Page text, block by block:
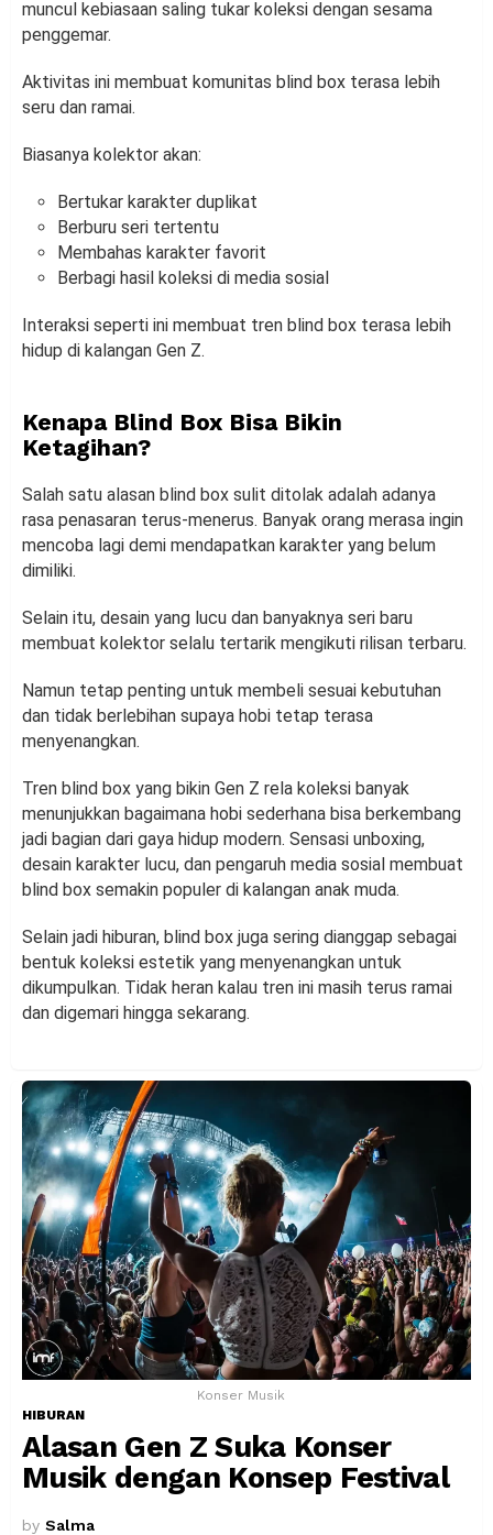
muncul kebiasaan saling tukar koleksi dengan sesama
penggemar.
Aktivitas ini membuat komunitas blind box terasa lebih
seru dan ramai.
Biasanya kolektor akan:
Bertukar karakter duplikat
Berburu seri tertentu
Membahas karakter favorit
Berbagi hasil koleksi di media sosial
Interaksi seperti ini membuat tren blind box terasa lebih
hidup di kalangan Gen Z.
Kenapa Blind Box Bisa Bikin
Ketagihan?
Salah satu alasan blind box sulit ditolak adalah adanya
rasa penasaran terus-menerus. Banyak orang merasa ingin
mencoba lagi demi mendapatkan karakter yang belum
dimiliki.
Selain itu, desain yang lucu dan banyaknya seri baru
membuat kolektor selalu tertarik mengikuti rilisan terbaru.
Namun tetap penting untuk membeli sesuai kebutuhan
dan tidak berlebihan supaya hobi tetap terasa
menyenangkan.
Tren blind box yang bikin Gen Z rela koleksi banyak
menunjukkan bagaimana hobi sederhana bisa berkembang
jadi bagian dari gaya hidup modern. Sensasi unboxing,
desain karakter lucu, dan pengaruh media sosial membuat
blind box semakin populer di kalangan anak muda.
Selain jadi hiburan, blind box juga sering dianggap sebagai
bentuk koleksi estetik yang menyenangkan untuk
dikumpulkan. Tidak heran kalau tren ini masih terus ramai
dan digemari hingga sekarang.
Konser Musik
HIBURAN
Alasan Gen Z Suka Konser
Musik dengan Konsep Festival
by Salma